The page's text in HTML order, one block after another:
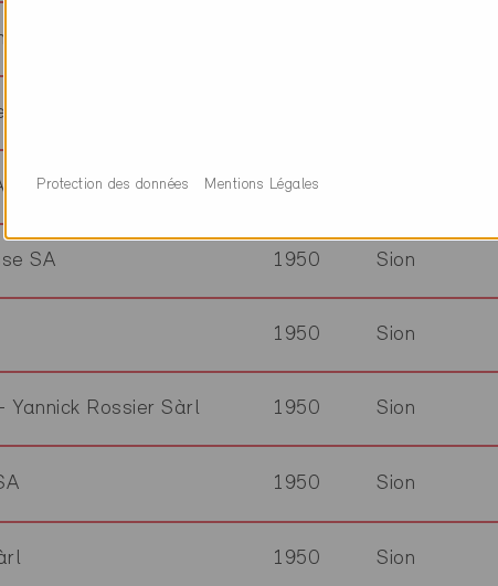
Bois SA
& maintenance sa
1950
SA 1950 Sion
1950 Sion
Yannick Rossier Sàrl 1950 Sion
1950 Sion
1950 Sion
Protection des données Mentions Légales